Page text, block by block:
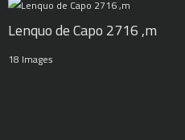
Lenquo de Capo 2716 ,m
18 Images